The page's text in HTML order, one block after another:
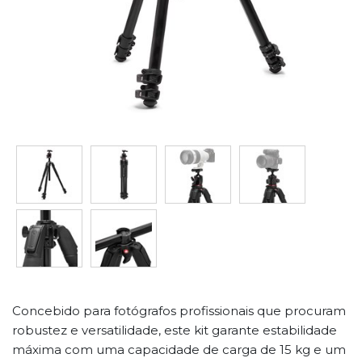
Concebido para fotógrafos profissionais que procuram
robustez e versatilidade, este kit garante estabilidade
máxima com uma capacidade de carga de 15 kg e um